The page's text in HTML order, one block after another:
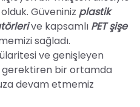
Güveniniz plastik
ve kapsamlı PET şişe
sağladı.
ve genişleyen
gerektiren bir ortamda
devam etmemiz